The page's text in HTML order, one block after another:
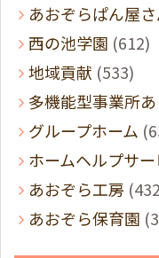
あおぞらぱん屋
西の池学園 (612)
地域貢献 (533)
多機能型事業所
グループホーム
ホームヘルプサ
あおぞら工房
あおぞら保育園